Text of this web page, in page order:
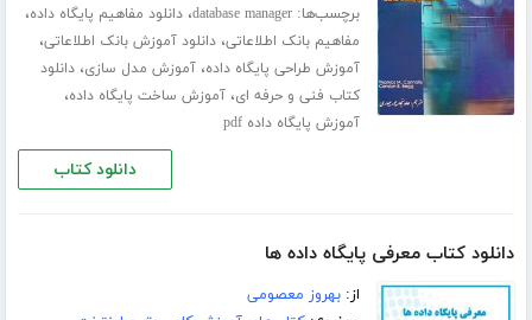
برچسب‌ها:database manager،دانلود مفاهیم پایگاه داده،
مفاهیم بانک اطلاعاتی،دانلود آموزش بانک اطلاعاتی،
آموزش طراحی پایگاه داده،آموزش مدل سازی،دانلود
کتاب فنی و حرفه ای،آموزش ساخت پایگاه داده،
آموزش پایگاه داده pdf
دانلود کتاب
دانلود کتاب معرفی پایگاه داده ها
از:بهروز معصومی